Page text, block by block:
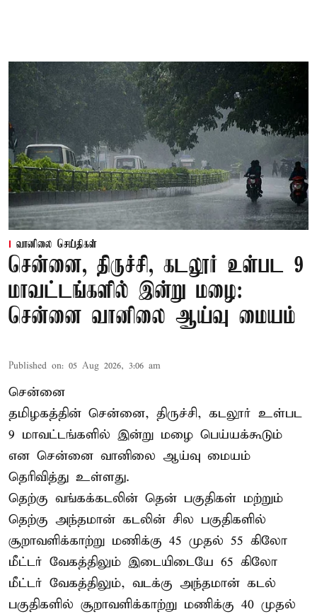
வானிலை செய்திகள்
சென்னை, திருச்சி, கடலூர் உள்பட 9
மாவட்டங்களில் இன்று மழை:
சென்னை வானிலை ஆய்வு மையம்
Published on: 05 Aug 2026, 3:06 am
சென்னை
தமிழகத்தின் சென்னை, திருச்சி, கடலூர் உள்பட
9 மாவட்டங்களில் இன்று மழை பெய்யக்கூடும்
என சென்னை வானிலை ஆய்வு மையம்
தெரிவித்து உள்ளது.
தெற்கு வங்கக்கடலின் தென் பகுதிகள் மற்றும்
தெற்கு அந்தமான் கடலின் சில பகுதிகளில்
சூறாவளிக்காற்று மணிக்கு 45 முதல் 55 கிலோ
மீட்டர் வேகத்திலும் இடையிடையே 65 கிலோ
மீட்டர் வேகத்திலும், வடக்கு அந்தமான் கடல்
பகுதிகளில் சூறாவளிக்காற்று மணிக்கு 40 முதல்